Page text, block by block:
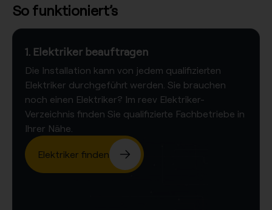
So funktioniert’s
1. Elektriker beauftragen
Die Installation kann von jedem qualifizierten
Elektriker durchgeführt werden. Sie brauchen
noch einen Elektriker? Im reev Elektriker-
Verzeichnis finden Sie qualifizierte Fachbetriebe in
Ihrer Nähe.
Elektriker finden